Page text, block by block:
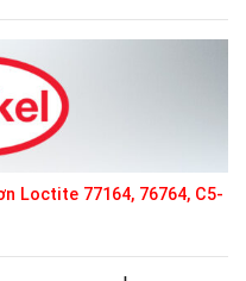
Loctite 77164, 76764, C5-